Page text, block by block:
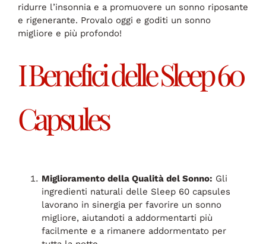
ridurre l’insonnia e a promuovere un sonno riposante
e rigenerante. Provalo oggi e goditi un sonno
migliore e più profondo!
I Benefici delle Sleep 60
Capsules
Miglioramento della Qualità del Sonno: Gli
ingredienti naturali delle Sleep 60 capsules
lavorano in sinergia per favorire un sonno
migliore, aiutandoti a addormentarti più
facilmente e a rimanere addormentato per